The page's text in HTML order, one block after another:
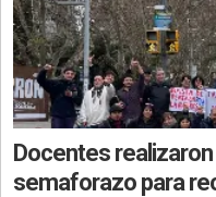
Docentes
semaforazo para